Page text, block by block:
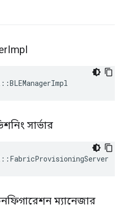
Impl
সার্ভার
ম্যানেজার